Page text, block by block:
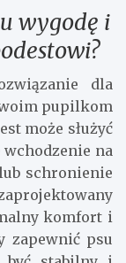
wygodę i
dla
pupilkom
może służyć
na
schronienie
komfort i
zapewnić psu